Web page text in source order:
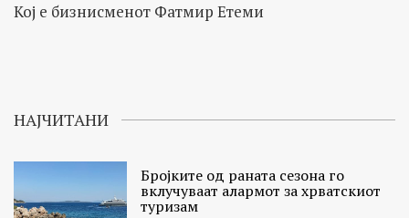
Кој е бизнисменот Фатмир Етеми
НАЈЧИТАНИ
Бројките од раната сезона го
вклучуваат алармот за хрватскиот
туризам